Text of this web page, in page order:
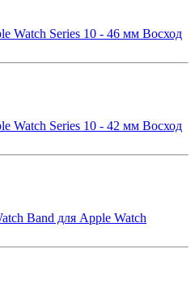
Watch Series 10 - 46 мм Восход
Watch Series 10 - 42 мм Восход
Band для Apple Watch